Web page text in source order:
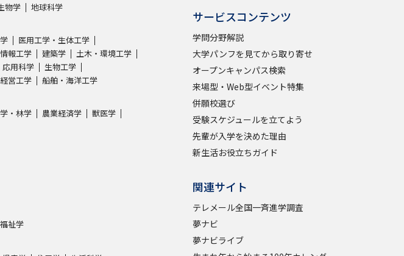
物学 地球科学
医用工学・生体工学
報工学 建築学
土木・環境工学
応用科学
生物工学
経営工学 船舶・海洋工学
・林学 農業経済学
獣医学
祉学
サービスコンテンツ
学問分野解説
大学パンフを見てから取り寄せ
オープンキャンパス検索
来場型・Web型イベント特集
併願校選び
受験スケジュールを立てよう
先輩が入学を決めた理由
新生活お役立ちガイド
関連サイト
テレメール全国一斉進学調査
夢ナビ
夢ナビライブ